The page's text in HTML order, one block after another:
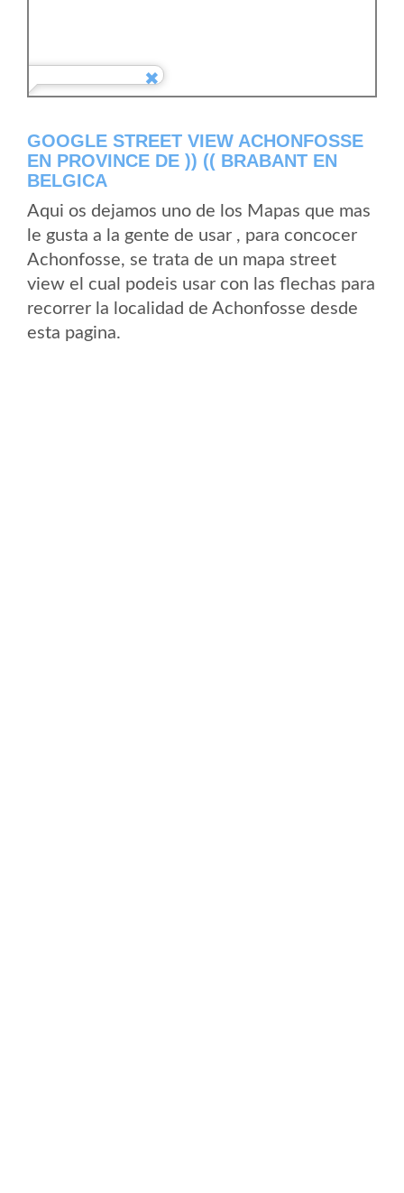
GOOGLE STREET VIEW ACHONFOSSE
EN PROVINCE DE )) (( BRABANT EN
BELGICA
Aqui os dejamos uno de los Mapas que mas
le gusta a la gente de usar , para concocer
Achonfosse, se trata de un mapa street
view el cual podeis usar con las flechas para
recorrer la localidad de Achonfosse desde
esta pagina.